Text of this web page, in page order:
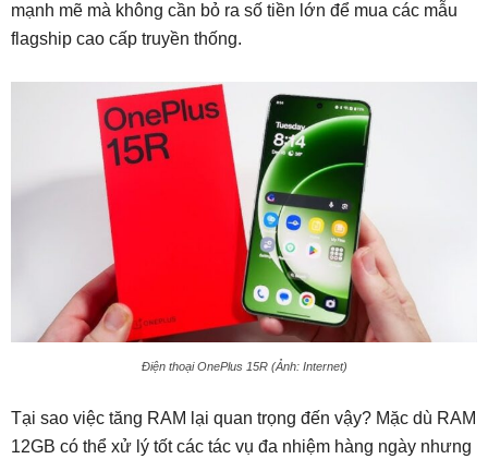
mạnh mẽ mà không cần bỏ ra số tiền lớn để mua các mẫu
flagship cao cấp truyền thống.
Điện thoại OnePlus 15R (Ảnh: Internet)
Tại sao việc tăng RAM lại quan trọng đến vậy? Mặc dù RAM
12GB có thể xử lý tốt các tác vụ đa nhiệm hàng ngày nhưng